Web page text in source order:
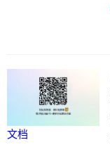
文档